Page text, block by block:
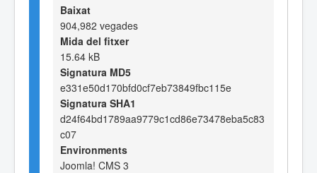
Baixat
904,982 vegades
Mida del fitxer
15.64 kB
Signatura MD5
e331e50d170bfd0cf7eb73849fbc115e
Signatura SHA1
d24f64bd1789aa9779c1cd86e73478eba5c83
c07
Environments
Joomla! CMS 3